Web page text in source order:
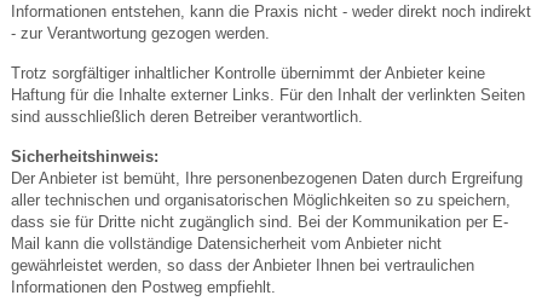
Informationen entstehen, kann die Praxis nicht - weder direkt noch indirekt
- zur Verantwortung gezogen werden.
Trotz sorgfältiger inhaltlicher Kontrolle übernimmt der Anbieter keine
Haftung für die Inhalte externer Links. Für den Inhalt der verlinkten Seiten
sind ausschließlich deren Betreiber verantwortlich.
Sicherheitshinweis:
Der Anbieter ist bemüht, Ihre personenbezogenen Daten durch Ergreifung
aller technischen und organisatorischen Möglichkeiten so zu speichern,
dass sie für Dritte nicht zugänglich sind. Bei der Kommunikation per E-
Mail kann die vollständige Datensicherheit vom Anbieter nicht
gewährleistet werden, so dass der Anbieter Ihnen bei vertraulichen
Informationen den Postweg empfiehlt.